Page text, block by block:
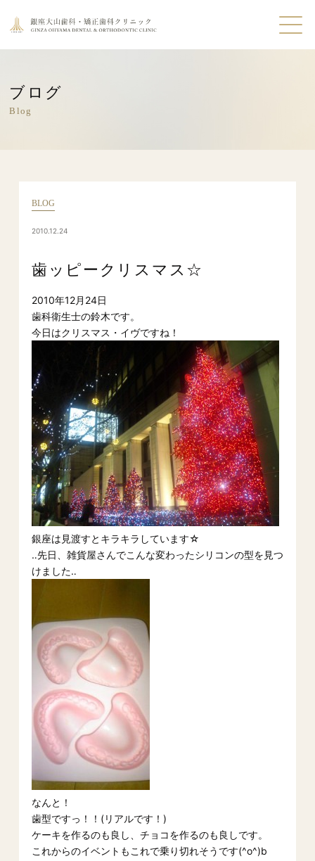
ブログ
Blog
BLOG
2010.12.24
歯ッピークリスマス☆
2010年12月24日
歯科衛生士の鈴木です。
今日はクリスマス・イヴですね！
銀座は見渡すとキラキラしています☆
‥先日、雑貨屋さんでこんな変わったシリコンの型を見つ
けました‥
なんと！
歯型ですっ！！(リアルです！)
ケーキを作るのも良し、チョコを作るのも良しです。
これからのイベントもこれで乗り切れそうです(^o^)b